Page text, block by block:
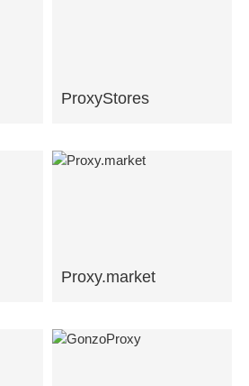
ProxyStores
Proxy.market